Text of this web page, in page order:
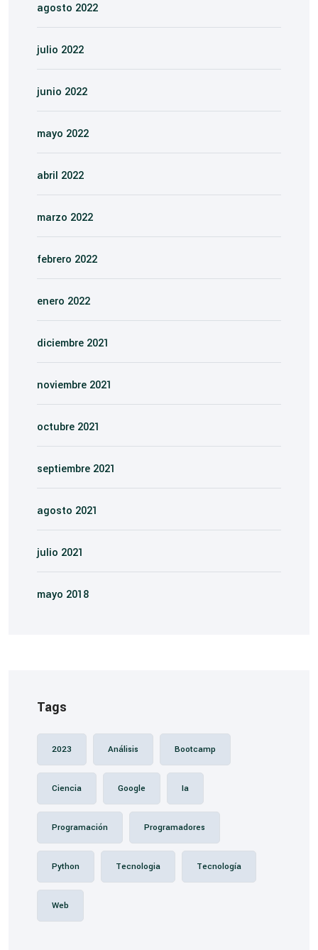
agosto 2022
julio 2022
junio 2022
mayo 2022
abril 2022
marzo 2022
febrero 2022
enero 2022
diciembre 2021
noviembre 2021
octubre 2021
septiembre 2021
agosto 2021
julio 2021
mayo 2018
Tags
2023 Análisis Bootcamp
Ciencia Google Ia
Programación Programadores
Python Tecnologia Tecnología
Web